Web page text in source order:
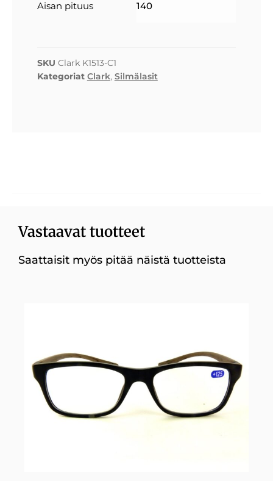
Aisan pituus 140
SKU Clark K1513-C1
Kategoriat Clark, Silmälasit
Vastaavat tuotteet
Saattaisit myös pitää näistä tuotteista